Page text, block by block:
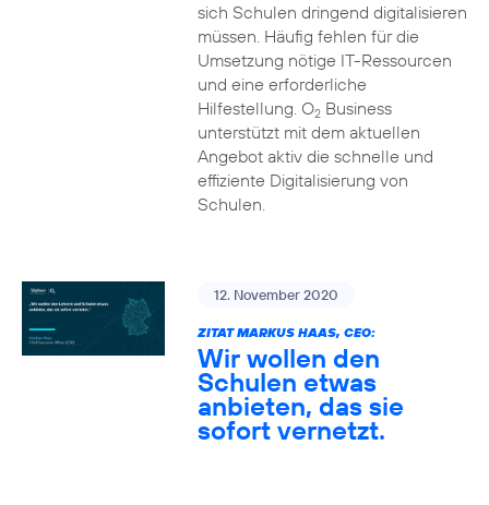
sich Schulen dringend digitalisieren
müssen. Häufig fehlen für die
Umsetzung nötige IT-Ressourcen
und eine erforderliche
Hilfestellung. O2Business
unterstützt mit dem aktuellen
Angebot aktiv die schnelle und
effiziente Digitalisierung von
Schulen.
12. November 2020
ZITAT MARKUS HAAS, CEO:
Wir wollen den
Schulen etwas
anbieten, das sie
sofort vernetzt.